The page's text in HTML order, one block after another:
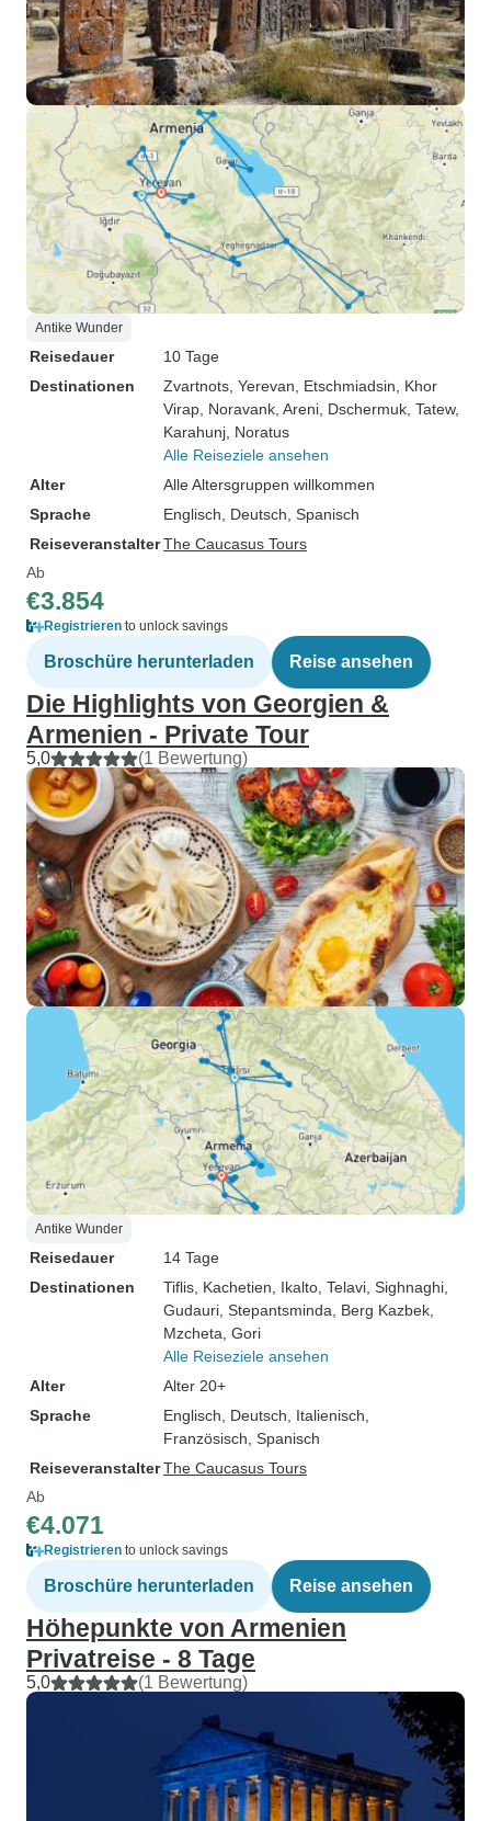
Antike Wunder
Reisedauer
10 Tage
Destinationen
Zvartnots , Yerevan , Etschmiadsin , Khor
Virap , Noravank , Areni , Dschermuk , Tatew,
Karahunj , Noratus
Alle Reiseziele ansehen
Alter
Alle Altersgruppen willkommen
Sprache
Englisch, Deutsch, Spanisch
ReiseveranstalterThe Caucasus Tours
Ab
€3.854
Registrieren to unlock savings
Broschüre herunterladen Reise ansehen
Die Highlights von Georgien &
Armenien - Private Tour
5,0 (1 Bewertung)
Antike Wunder
Reisedauer
14 Tage
Destinationen
Tiflis , Kachetien , Ikalto , Telavi , Sighnaghi
Gudauri , Stepantsminda , Berg Kazbek
Mzcheta , Gori
Alle Reiseziele ansehen
Alter
Alter 20+
Sprache
Englisch, Deutsch, Italienisch,
Französisch, Spanisch
ReiseveranstalterThe Caucasus Tours
Ab
€4.071
Registrieren to unlock savings
Broschüre herunterladen Reise ansehen
Höhepunkte von Armenien
Privatreise - 8 Tage
5,0 (1 Bewertung)